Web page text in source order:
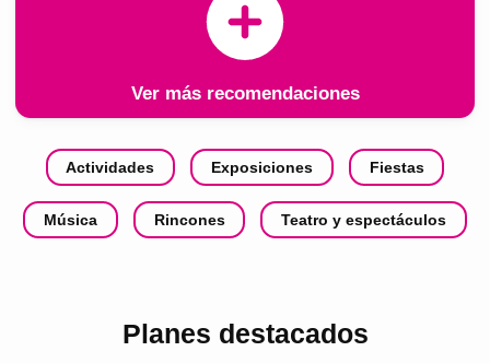
Ver más recomendaciones
Actividades Exposiciones Fiestas
Música Rincones Teatro y espectáculos
Planes destacados